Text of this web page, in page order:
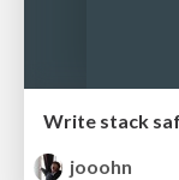
Write stack
jooohn